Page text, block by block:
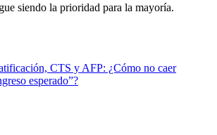
siendo la prioridad para la mayoría.